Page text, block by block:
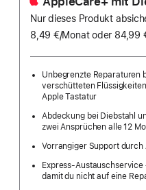
Nur dieses Produkt
8,49 €/Monatpro
oder 84,99
Unbegrenzte Reparaturen
verschütteten
Apple Tastatur
Abdeckung bei Diebstahl
zwei Ansprüchen alle 12
Vorrangiger Support durch
Express-
damit du nicht auf eine